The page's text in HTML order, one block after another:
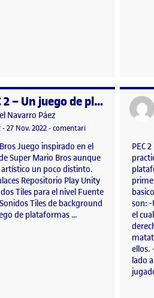
Plataformes)
PEC 2 – Un juego de plataformas
per
Navarro Páez
-Data de publicació
27 Nov. 202227 novembre, 2022 6:32 pm
-comentariel PEC 2 – Un juego
Juego inspirado en el
Super Mario Bros aunque
un poco distinto.
Repositorio Play Unity
Tiles para el nivel Fuente
Tiles de background
de plataformas …
PEC
son: -
el
ellos.
lado